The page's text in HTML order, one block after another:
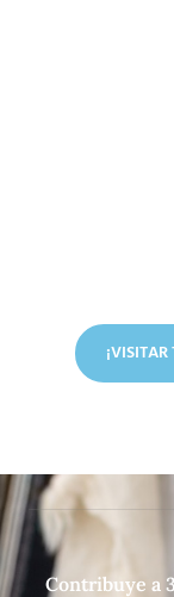
Contribuye a